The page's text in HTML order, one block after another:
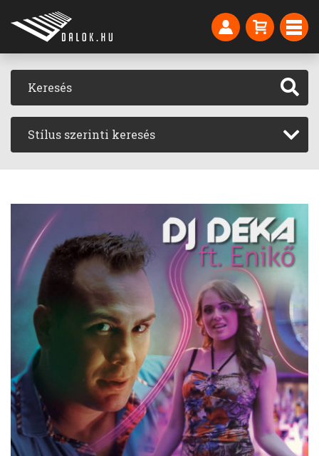
Stílus szerinti keresés